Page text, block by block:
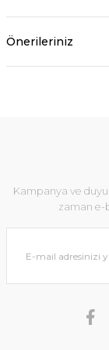
Önerileriniz
Kampanya ve
zaman e-